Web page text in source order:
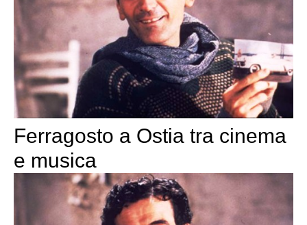
Ferragosto a Ostia tra cinema
e musica